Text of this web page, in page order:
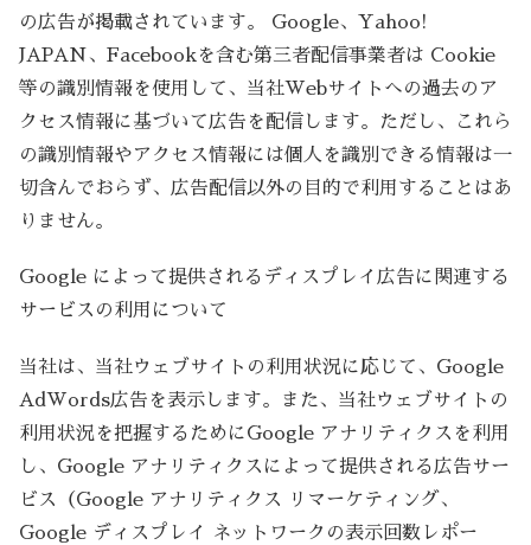
の広告が掲載されています。 Google、Yahoo!
JAPAN、Facebookを含む第三者配信事業者は Cookie
等の識別情報を使用して、当社Webサイトへの過去のア
クセス情報に基づいて広告を配信します。ただし、これら
の識別情報やアクセス情報には個人を識別できる情報は一
切含んでおらず、広告配信以外の目的で利用することはあ
りません。
Google によって提供されるディスプレイ広告に関連する
サービスの利用について
当社は、当社ウェブサイトの利用状況に応じて、Google
AdWords広告を表示します。また、当社ウェブサイトの
利用状況を把握するためにGoogle アナリティクスを利用
し、Google アナリティクスによって提供される広告サー
ビス（Google アナリティクス リマーケティング、
Google ディスプレイ ネットワークの表示回数レポー